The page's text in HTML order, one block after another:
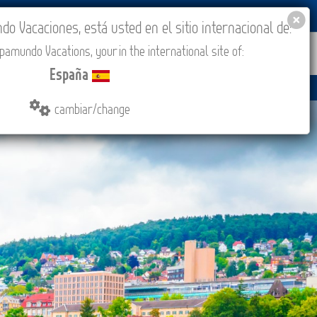
COMPRAR CONTACTO MÁS
Vacaciones, está usted en el sitio internacional de:
Vacations, your in the international site of:
España
cambiar/change